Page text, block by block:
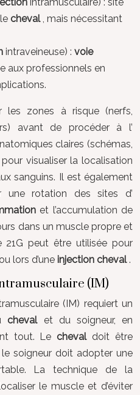
cheval , mais nécessitant
intraveineuse) : voie
aux professionnels en
les zones à risque (nerfs,
avant de procéder à l’
claires (schémas,
visualiser la localisation
sanguins. Il est également
une rotation des sites d’
et l’accumulation de
dans un muscle propre et
21G peut être utilisée pour
lors d’une injection cheval.
(IM)
(IM) requiert un
cheval et du soigneur, en
tout. Le chevaldoit être
soigneur doit adopter une
La technique de la
le muscle et d’éviter